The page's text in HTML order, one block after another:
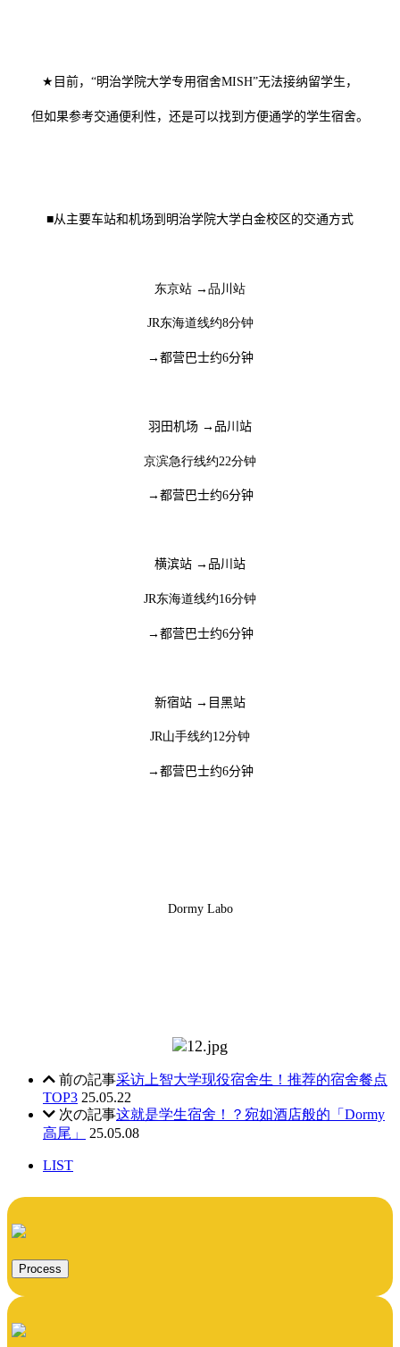
★ 目前， “明治学院大学专用宿舍MISH”无法接纳留学生，
但如果参考交通便利性，还是可以找到方便通学的学生宿舍。
■从主要车站和机场到明治学院大学白金校区的交通方式
东京站 → 品川站
JR东海道线约8分钟
→ 都营巴士约6分钟
羽田机场 → 品川站
京滨急行线约22分钟
→ 都营巴士约6分钟
横滨站 → 品川站
JR东海道线约16分钟
→ 都营巴士约6分钟
新宿站 → 目黑站
JR山手线约12分钟
→ 都营巴士约6分钟
Dormy Labo
前の記事采访上智大学现役宿舍生！推荐的宿舍餐点
TOP3 25.05.22
次の記事这就是学生宿舍！？宛如酒店般的「Dormy
高尾」
25.05.08
LIST
Process